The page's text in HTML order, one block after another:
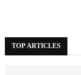
TOP ARTICLES